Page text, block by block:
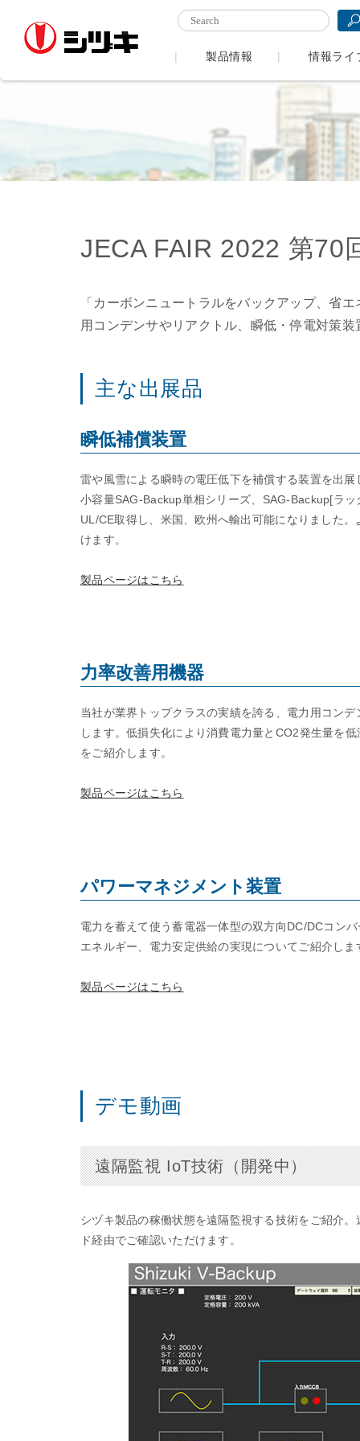
製品情報 情報ライ
JECA FAIR 2022 第70
「カーボンニュートラルをバックアップ、省
用コンデンサやリアクトル、瞬低・停電対策
主な出展品
瞬低補償装置
雷や風雪による瞬時の電圧低下を補償する装置を出展
小容量SAG-Backup単相シリーズ、SAG-Backup[ラ
UL/CE取得し、米国、欧州へ輸出可能になりました
けます。
製品ページはこちら
力率改善用機器
当社が業界トップクラスの実績を誇る、電力用コン
します。低損失化により消費電力量とCO2発生量を
をご紹介します。
製品ページはこちら
パワーマネジメント装置
電力を蓄えて使う蓄電器一体型の双方向DC/DCコン
エネルギー、電力安定供給の実現についてご紹介しま
製品ページはこちら
デモ動画
遠隔監視 IoT技術（開発中）
シヅキ製品の稼働状態を遠隔監視する技術をご紹介
ド経由でご確認いただけます。